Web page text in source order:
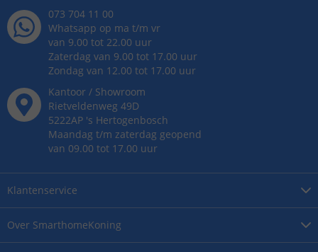
Over SmarthomeKoning
Klantenservice
073 704 11 00
Whatsapp op ma t/m vr
van 9.00 tot 22.00 uur
Zaterdag van 9.00 tot 17.00 uur
Zondag van 12.00 tot 17.00 uur
Kantoor / Showroom
Rietveldenweg 49D
5222AP 's Hertogenbosch
Maandag t/m zaterdag geopend
van 09.00 tot 17.00 uur